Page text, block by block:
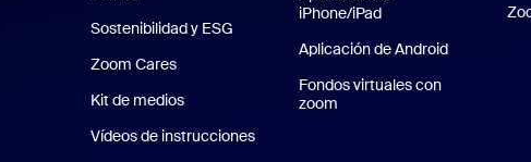
Sostenibilidad y ESG
Zoom Cares
Kit de medios
Vídeos de instrucciones
iPhone/iPadAplicación de
Aplicación de AndroidAplicación
Fondos virtuales con
zoom